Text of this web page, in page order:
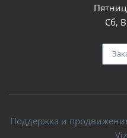
Сб,
Поддержка и